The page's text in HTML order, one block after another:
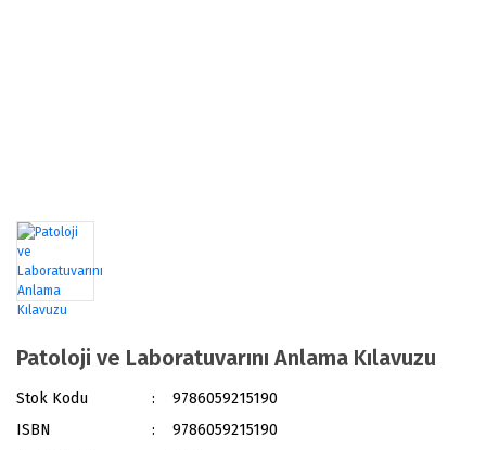
Patoloji ve Laboratuvarını Anlama Kılavuzu
Stok Kodu
9786059215190
ISBN
9786059215190